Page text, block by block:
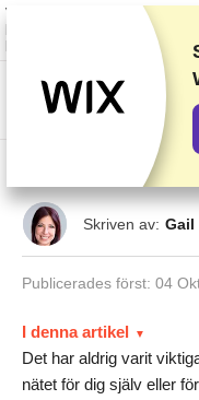
Vi rankar leverantörer baserat
lyssnar även på din feedback
leverantörer. Denna sida
5
Skriven av: Gail
Publicerades först: 04
I denna artikel
Det har aldrig varit
nätet för dig själv eller